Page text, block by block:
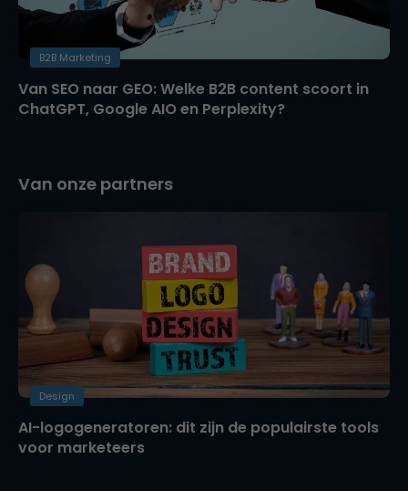
B2B Marketing
Van SEO naar GEO: Welke B2B content scoort in
ChatGPT, Google AIO en Perplexity?
Van onze partners
Design
AI-logogeneratoren: dit zijn de populairste tools
voor marketeers